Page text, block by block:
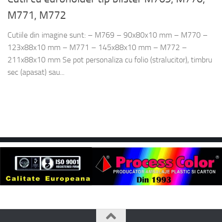
M771, M772
Cutiile din imagine sunt: – M769 – 90x80x10 mm – M770 –
123x88x10 mm – M771 – 145x88x10 mm – M772 –
211x88x10 mm Se pot personaliza cu folio (stralucitor), timbru
sec (apasat) sau...